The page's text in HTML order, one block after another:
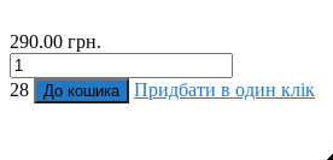
290.00 грн.
28 До кошика Придбати в один клік